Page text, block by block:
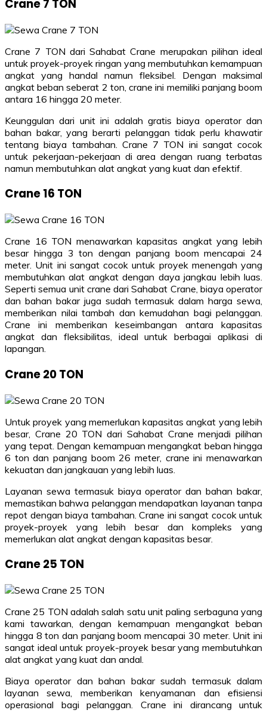
Crane 7 TON
Crane 7 TON dari Sahabat Crane merupakan pilihan ideal
untuk proyek-proyek ringan yang membutuhkan kemampuan
angkat yang handal namun fleksibel. Dengan maksimal
angkat beban seberat 2 ton, crane ini memiliki panjang boom
antara 16 hingga 20 meter.
Keunggulan dari unit ini adalah gratis biaya operator dan
bahan bakar, yang berarti pelanggan tidak perlu khawatir
tentang biaya tambahan. Crane 7 TON ini sangat cocok
untuk pekerjaan-pekerjaan di area dengan ruang terbatas
namun membutuhkan alat angkat yang kuat dan efektif.
Crane 16 TON
Crane 16 TON menawarkan kapasitas angkat yang lebih
besar hingga 3 ton dengan panjang boom mencapai 24
meter. Unit ini sangat cocok untuk proyek menengah yang
membutuhkan alat angkat dengan daya jangkau lebih luas.
Seperti semua unit crane dari Sahabat Crane, biaya operator
dan bahan bakar juga sudah termasuk dalam harga sewa,
memberikan nilai tambah dan kemudahan bagi pelanggan.
Crane ini memberikan keseimbangan antara kapasitas
angkat dan fleksibilitas, ideal untuk berbagai aplikasi di
lapangan.
Crane 20 TON
Untuk proyek yang memerlukan kapasitas angkat yang lebih
besar, Crane 20 TON dari Sahabat Crane menjadi pilihan
yang tepat. Dengan kemampuan mengangkat beban hingga
6 ton dan panjang boom 26 meter, crane ini menawarkan
kekuatan dan jangkauan yang lebih luas.
Layanan sewa termasuk biaya operator dan bahan bakar,
memastikan bahwa pelanggan mendapatkan layanan tanpa
repot dengan biaya tambahan. Crane ini sangat cocok untuk
proyek-proyek yang lebih besar dan kompleks yang
memerlukan alat angkat dengan kapasitas besar.
Crane 25 TON
Crane 25 TON adalah salah satu unit paling serbaguna yang
kami tawarkan, dengan kemampuan mengangkat beban
hingga 8 ton dan panjang boom mencapai 30 meter. Unit ini
sangat ideal untuk proyek-proyek besar yang membutuhkan
alat angkat yang kuat dan andal.
Biaya operator dan bahan bakar sudah termasuk dalam
layanan sewa, memberikan kenyamanan dan efisiensi
operasional bagi pelanggan. Crane ini dirancang untuk